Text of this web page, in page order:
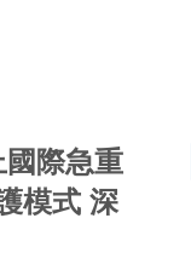
際急重
模式 深